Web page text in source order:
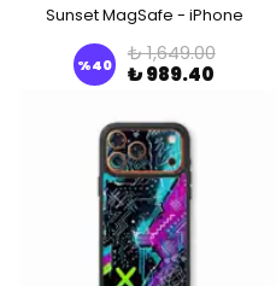
Sunset MagSafe - iPhone
%40
₺ 1,649.00
₺ 989.40